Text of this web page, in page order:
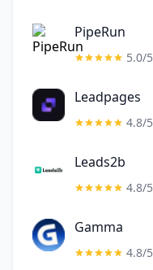
PipeRun
5.0/5
Leadpages
4.8/5
Leads2b
4.8/5
Gamma
4.8/5